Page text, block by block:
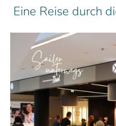
Eine Reise durch